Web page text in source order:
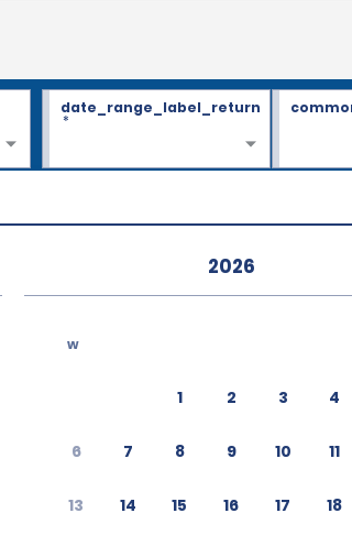
2026
w
1 2 3 4
6 7 8 9 10 11
13 14 15 16 17 18
date_range_label_return
*